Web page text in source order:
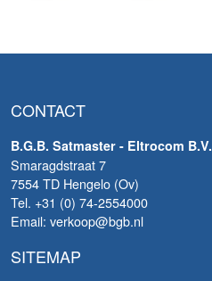
CONTACT
B.G.B. Satmaster - Eltrocom B.V.
Smaragdstraat 7
7554 TD Hengelo (Ov)
Tel. +31 (0) 74-2554000
Email: verkoop@bgb.nl
SITEMAP